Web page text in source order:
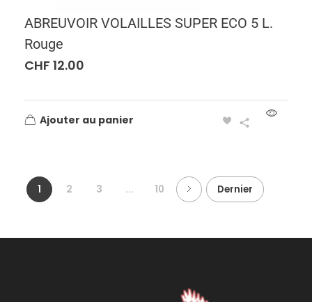
ABREUVOIR VOLAILLES SUPER ECO 5 L.
Rouge
CHF 12.00
Ajouter au panier
1 2 3 ... 10 Dernier